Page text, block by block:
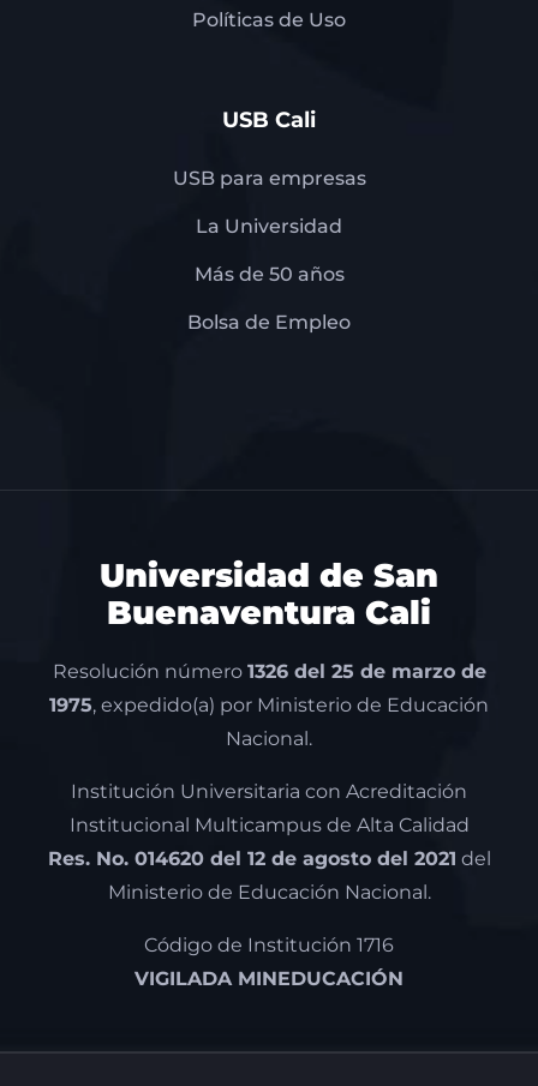
Políticas de Uso
USB Cali
USB para empresas
La Universidad
Más de 50 años
Bolsa de Empleo
Universidad de San
Buenaventura Cali
Resolución número 1326 del 25 de marzo de
1975, expedido(a) por Ministerio de Educación
Nacional.
Institución Universitaria con Acreditación
Institucional Multicampus de Alta Calidad
Res. No. 014620 del 12 de agosto del 2021 del
Ministerio de Educación Nacional.
Código de Institución 1716
VIGILADA MINEDUCACIÓN